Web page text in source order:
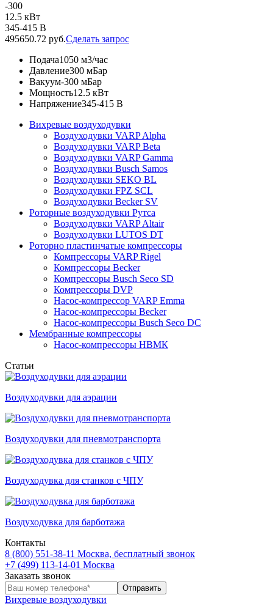
-300
12.5 кВт
345-415 В
495650.72 руб.Сделать запрос
Подача1050 м3/час
Давление300 мБар
Вакуум-300 мБар
Мощность12.5 кВт
Напряжение345-415 В
Вихревые воздуходувки
Воздуходувки VARP Alpha
Воздуходувки VARP Beta
Воздуходувки VARP Gamma
Воздуходувки Busch Samos
Воздуходувки SEKO BL
Воздуходувки FPZ SCL
Воздуходувки Becker SV
Роторные воздуходувки Рутса
Воздуходувки VARP Altair
Воздуходувки LUTOS DT
Роторно пластинчатые компрессоры
Компрессоры VARP Rigel
Компрессоры Becker
Компрессоры Busch Seco SD
Компрессоры DVP
Насос-компрессор VARP Emma
Насос-компрессоры Becker
Насос-компрессоры Busch Seco DC
Мембранные компрессоры
Насос-компрессоры НВМК
Статьи
Воздуходувки для аэрации
Воздуходувки для пневмотранспорта
Воздуходувка для станков с ЧПУ
Воздуходувка для барботажа
Контакты
8 (800) 551-38-11 Москва, бесплатный звонок
+7 (499) 113-14-01 Москва
Заказать звонок
Вихревые воздуходувки